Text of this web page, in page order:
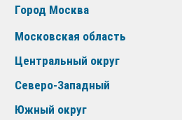
Город Москва
Московская область
Центральный округ
Северо-Западный
Южный округ